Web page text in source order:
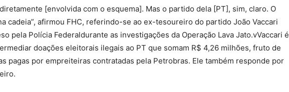
[envolvida com o esquema]. Mas o partido dela [PT], sim, claro. O
cadeia”, afirmou FHC, referindo-se ao ex-tesoureiro do partido João Vaccari
pela Polícia Federaldurante as investigações da Operação Lava Jato.vVaccari é
doações eleitorais ilegais ao PT que somam R$ 4,26 milhões, fruto de
pagas por empreiteiras contratadas pela Petrobras. Ele também responde por